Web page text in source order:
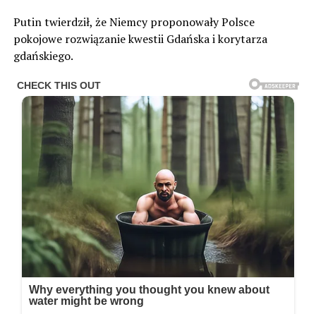
Putin twierdził, że Niemcy proponowały Polsce
pokojowe rozwiązanie kwestii Gdańska i korytarza
gdańskiego.